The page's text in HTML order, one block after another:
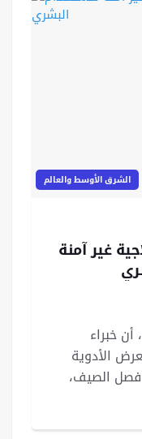
الشرق الأوسط والعالم
غير آمنة
خبراء
الأدوية
فصل الصيف،